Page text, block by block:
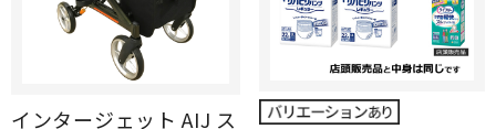
インタージェット AIJ ス